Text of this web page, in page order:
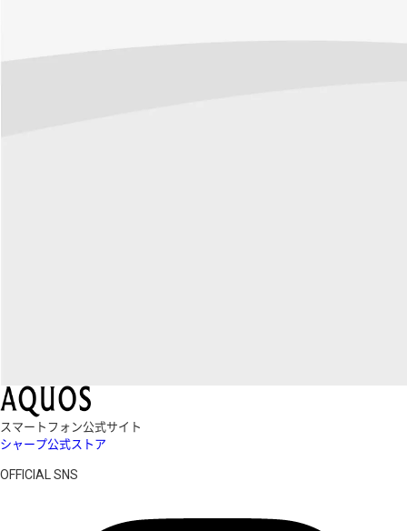
スマートフォン公式サイト
シャープ公式ストア
OFFICIAL SNS